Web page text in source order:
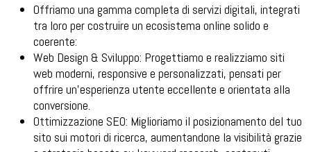
Offriamo una gamma completa di servizi digitali, integrati
tra loro per costruire un ecosistema online solido e
coerente:
Web Design & Sviluppo: Progettiamo e realizziamo siti
web moderni, responsive e personalizzati, pensati per
offrire un’esperienza utente eccellente e orientata alla
conversione.
Ottimizzazione SEO: Miglioriamo il posizionamento del tuo
sito sui motori di ricerca, aumentandone la visibilità grazie